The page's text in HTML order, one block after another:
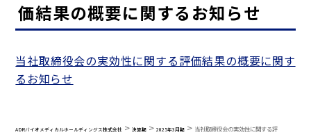
価結果の概要に関するお知らせ
当社取締役会の実効性に関する評価結果の概要に関す
るお知らせ
ADRバイオメディカルホールディングス株式会社 >決算期 >2025年3月期 > 当社取締役会の実効性に関する評